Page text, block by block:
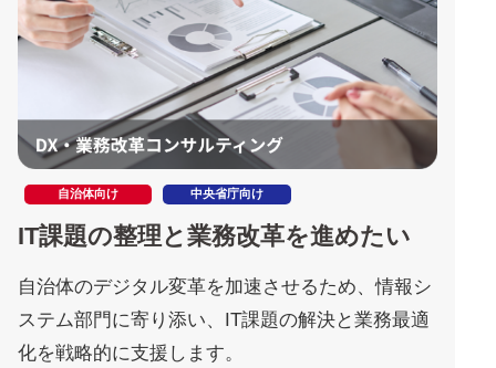
自治体向け 中央省庁向け
IT課題の整理と業務改革を進めたい
自治体のデジタル変革を加速させるため、情報シ
ステム部門に寄り添い、IT課題の解決と業務最適
化を戦略的に支援します。